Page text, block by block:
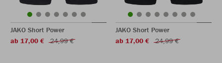
JAKO Short Power
ab 17,00 €
24,99 €
JAKO Short Power
ab 17,00 €
24,99 €